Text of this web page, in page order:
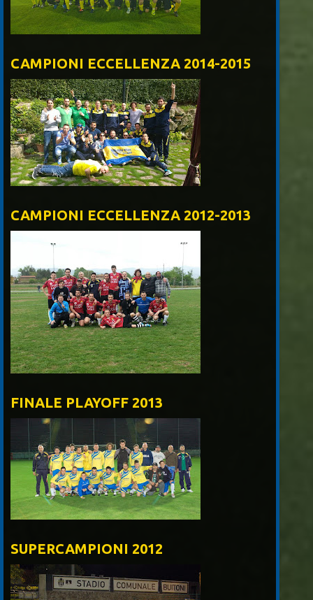
CAMPIONI ECCELLENZA 2014-2015
CAMPIONI ECCELLENZA 2012-2013
FINALE PLAYOFF 2013
SUPERCAMPIONI 2012